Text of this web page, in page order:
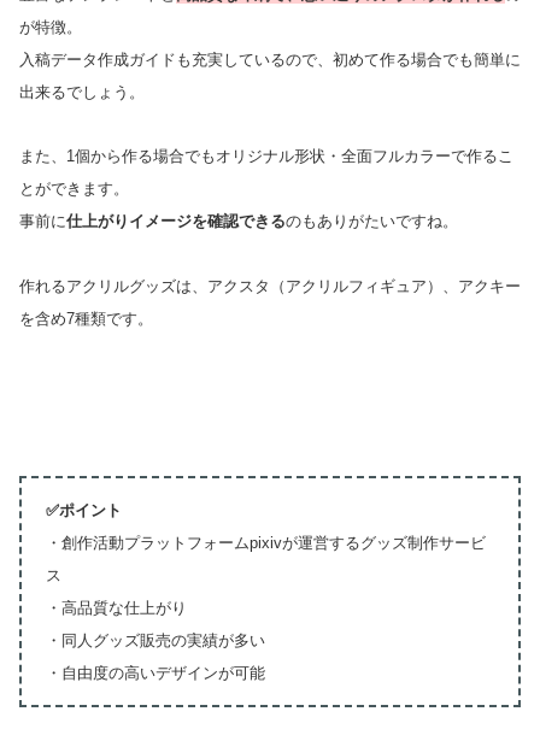
が特徴。
入稿データ作成ガイドも充実しているので、初めて作る場合でも簡単に
出来るでしょう。
また、1個から作る場合でもオリジナル形状・全面フルカラーで作るこ
とができます。
事前に仕上がりイメージを確認できるのもありがたいですね。
作れるアクリルグッズは、アクスタ（アクリルフィギュア）、アクキー
を含め7種類です。
✅ポイント
・創作活動プラットフォームpixivが運営するグッズ制作サービ
ス
・高品質な仕上がり
・同人グッズ販売の実績が多い
・自由度の高いデザインが可能